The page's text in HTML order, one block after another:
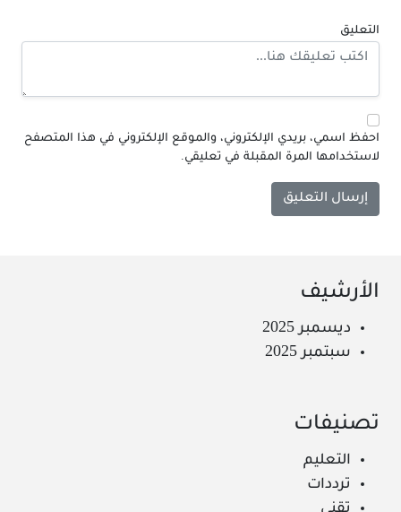
التعليق
احفظ اسمي، بريدي الإلكتروني، والموقع الإلكتروني في هذا المتصفح
لاستخدامها المرة المقبلة في تعليقي.
الأرشيف
ديسمبر 2025
سبتمبر 2025
تصنيفات
التعليم
ترددات